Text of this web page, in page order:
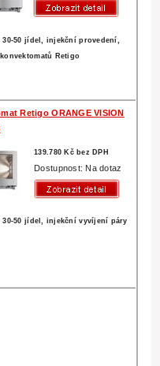
30-50 jídel, injekční provedení,
Retigo
Retigo ORANGE VISION
139.780 Kč bez DPH
Dostupnost: Na dotaz
30-50 jídel, injekční vyvíjení páry